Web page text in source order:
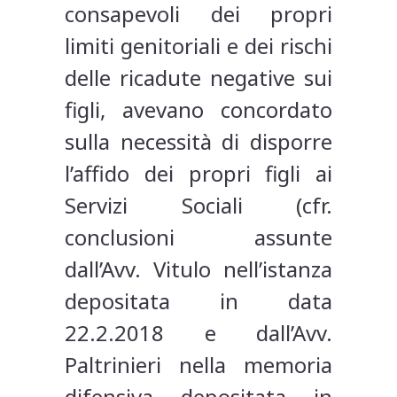
consapevoli dei propri
limiti genitoriali e dei rischi
delle ricadute negative sui
figli, avevano concordato
sulla necessità di disporre
l’affido dei propri figli ai
Servizi Sociali (cfr.
conclusioni assunte
dall’Avv. Vitulo nell’istanza
depositata in data
22.2.2018 e dall’Avv.
Paltrinieri nella memoria